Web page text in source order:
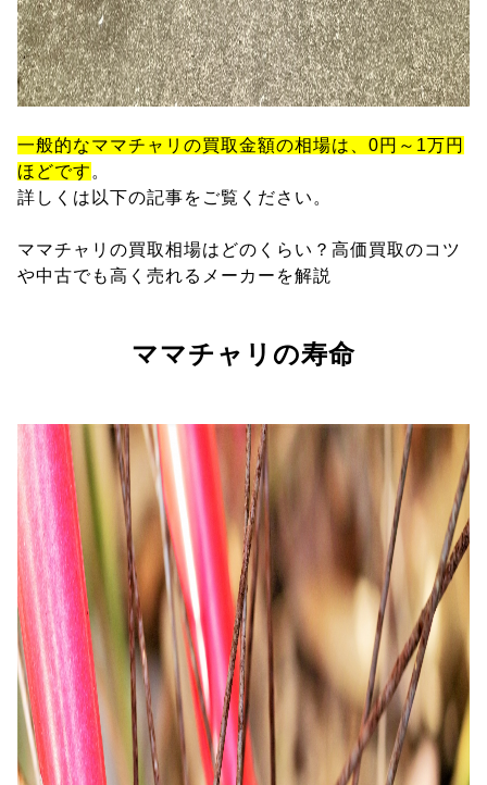
一般的なママチャリの買取金額の相場は、0円～1万円
ほどです 。
詳しくは以下の記事をご覧ください。
ママチャリの買取相場はどのくらい？高価買取のコツ
や中古でも高く売れるメーカーを解説
ママチャリの寿命